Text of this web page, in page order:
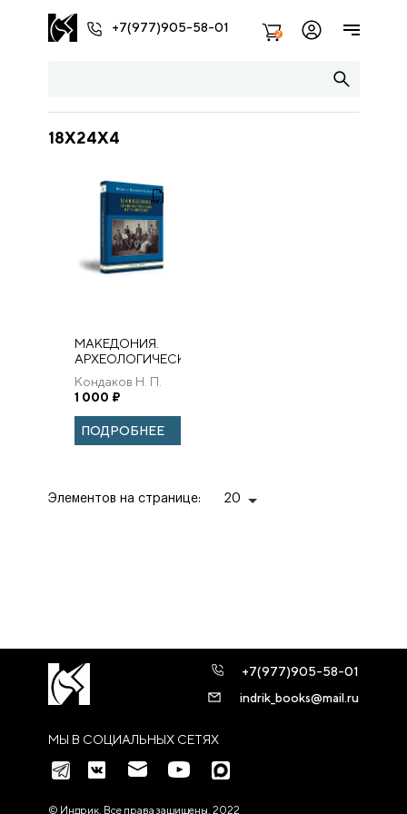
+7(977)905-58-01 2
18X24X4
МАКЕДОНИЯ.
АРХЕОЛОГИЧЕСКОЕ
ПУТЕШЕСТВИЕ.
Кондаков Н. П.
1 000 ₽
ПОДРОБНЕЕ
Элементов на странице: 20
МЫ В СОЦИАЛЬНЫХ СЕТЯХ
+7(977)905-58-01
indrik_books@mail.ru
© Индрик. Все права защищены, 2022